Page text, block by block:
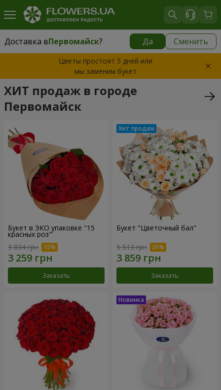
Доставка вПервомайск? Да Сменить
Доставка вПервомайск|
Цветы простоят 5 дней или
мы заменим букет
ХИТ продаж в городе
Первомайск
Букет в ЭКО упаковке "15
красных роз"
3 834 грн
Заказать
Букет "Цветочный бал"
5 513 грн
Заказать